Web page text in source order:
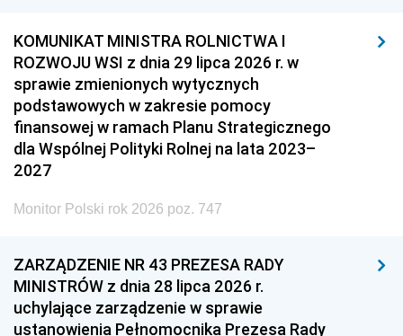
KOMUNIKAT MINISTRA ROLNICTWA I
ROZWOJU WSI z dnia 29 lipca 2026 r. w
sprawie zmienionych wytycznych
podstawowych w zakresie pomocy
finansowej w ramach Planu Strategicznego
dla Wspólnej Polityki Rolnej na lata 2023–
2027
Monitor Polski rok 2026 poz. 747
ZARZĄDZENIE NR 43 PREZESA RADY
MINISTRÓW z dnia 28 lipca 2026 r.
uchylające zarządzenie w sprawie
ustanowienia Pełnomocnika Prezesa Rady